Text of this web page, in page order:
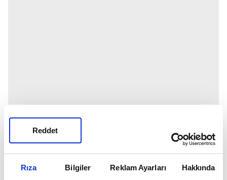
Rıza Bilgiler Reklam Ayarları Hakkında
Reddet